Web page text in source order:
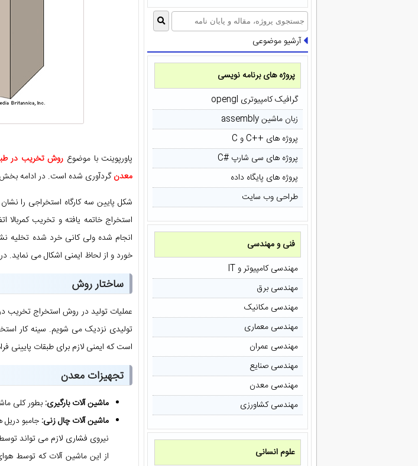
آرشیو موضوعی
پروژه های برنامه نویسی
گرافیک کامپیوتری opengl
زبان ماشین assembly
پروژه های ++C و C
پروژه های سی شارپ #C
پروژه های پایگاه داده
طراحی وب سایت
فنی و مهندسی
مهندسی کامپیوتر و IT
مهندسی برق
مهندسی مکانیک
مهندسی معماری
مهندسی عمران
مهندسی صنایع
مهندسی معدن
مهندسی کشاورزی
علوم انسانی
پاورپوینت با موضوع روش تخریب در
معدنگردآوری شده است. در ادامه بخش
شکل پایین سه کارگاه استخراجی را
استخراج خاتمه یافته و تخریب
انجام شده ولی کانی خرد شده تخلیه
خورد و از لحاظ ایمنی اشکال می نماید.
ساختار روش
عملیات تولید در روش استخراج تخریب
تولیدی نزدیک می شویم. سینه کار
است که ایمنی لازم برای طبقات پایینی
تجهیزات معدن
ماشین آلات بارگیری: بطور کلی
ماشین آلات چال زنی: جامبو دریل
نیروی فشاری لازم می تواند
از این ماشین آلات که توسط